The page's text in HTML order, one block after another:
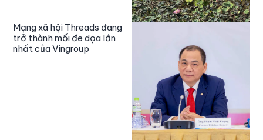
Mạng xã hội Threads đang
trở thành mối đe dọa lớn
nhất của Vingroup